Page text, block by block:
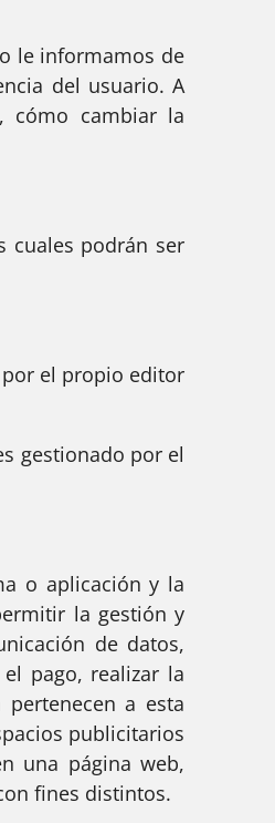
le informamos de
del usuario. A
cómo cambiar la
cuales podrán ser
el propio editor
gestionado por el
o aplicación y la
la gestión y
de datos,
pago, realizar la
a esta
publicitarios
una página web,
fines distintos.